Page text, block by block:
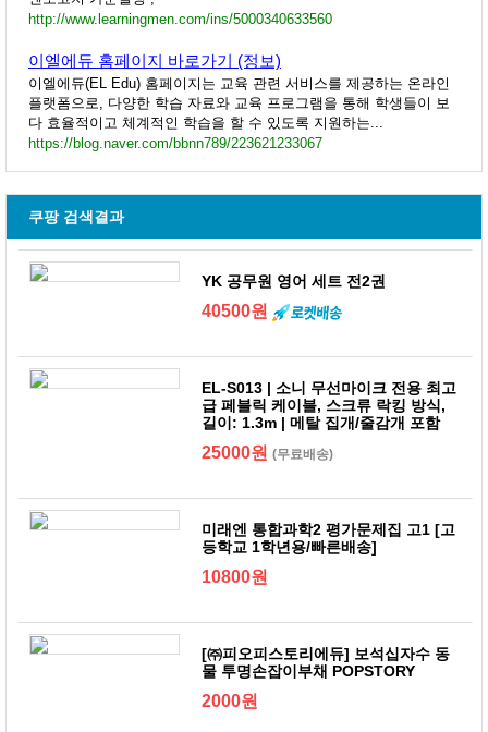
http://www.learningmen.com/ins/5000340633560
이엘에듀 홈페이지 바로가기 (정보)
이엘에듀(EL Edu) 홈페이지는 교육 관련 서비스를 제공하는 온라인
플랫폼으로, 다양한 학습 자료와 교육 프로그램을 통해 학생들이 보
다 효율적이고 체계적인 학습을 할 수 있도록 지원하는...
https://blog.naver.com/bbnn789/223621233067
쿠팡 검색결과
YK 공무원 영어 세트 전2권
40500원
EL-S013 | 소니 무선마이크 전용 최고
급 페블릭 케이블, 스크류 락킹 방식,
길이: 1.3m | 메탈 집개/줄감개 포함
25000원(무료배송)
미래엔 통합과학2 평가문제집 고1 [고
등학교 1학년용/빠른배송]
10800원
[㈜피오피스토리에듀] 보석십자수 동
물 투명손잡이부채 POPSTORY
2000원